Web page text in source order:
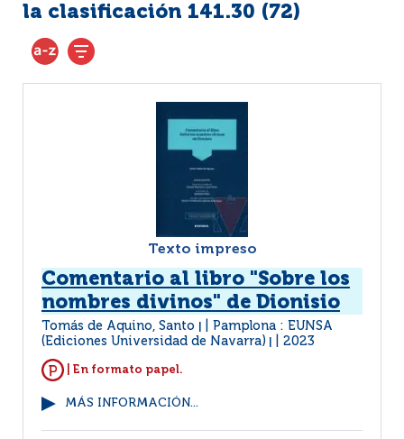
la clasificación 141.30 (72)
Texto impreso
Comentario al libro "Sobre los
nombres divinos" de Dionisio
Tomás de Aquino, Santo
Pamplona : EUNSA
(Ediciones Universidad de Navarra)
2023
| En formato papel.
MÁS INFORMACIÓN...